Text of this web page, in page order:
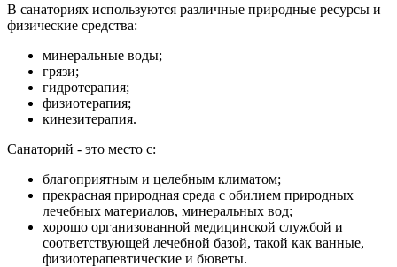
В санаториях используются различные природные ресурсы и
физические средства:
минеральные воды;
грязи;
гидротерапия;
физиотерапия;
кинезитерапия.
Санаторий - это место с:
благоприятным и целебным климатом;
прекрасная природная среда с обилием природных
лечебных материалов, минеральных вод;
хорошо организованной медицинской службой и
соответствующей лечебной базой, такой как ванные,
физиотерапевтические и бюветы.